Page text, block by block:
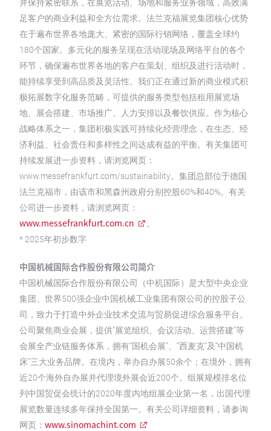
并保持紧密联系，在展览活动、场地和服务业务领域，高效满
足客户的商业利益和全方位需求。法兰克福展览集团核心优势
在于遍布世界各地庞大、紧密的国际行销网络，覆盖全球约
180个国家。多元化的服务呈现在活动现场及网络平台的各个
环节，确保遍布世界各地的客户在策划、组织及进行活动时，
能持续享受到高品质及灵活性。我们正在通过新的商业模式积
极拓展数字化服务范畴，可提供的服务类型包括租用展览场
地、展会搭建、市场推广、人力安排以及餐饮供应。作为核心
战略体系之一，集团积极实践可持续化经营理念，在生态、经
济利益、社会责任和多样性之间达成有益的平衡。有关集团可
持续发展进一步资料，请浏览网页：
www.messefrankfurt.com/sustainability。集团总部位于德国
法兰克福市，由该市和黑森州政府分别控股60%和40%。有关
公司进一步资料，请浏览网页：
www.messefrankfurt.com.cn
。
* 2025年初步数字
中国机械国际合作股份有限公司简介
中国机械国际合作股份有限公司（中机国际）是大型中央企业
集团、世界500强企业中国机械工业集团有限公司的控股子公
司，致力于打造中外企业技术交流与贸易促进综合服务平台。
公司聚焦商业会展，提供“展览组织、会议活动、运营搭建”等
会展全产业链服务体系，拥有“国机会展”、“西麦克”及“中国机
床”三大业务品牌。在境内，举办自办展50余个；在境外，拥有
近20个海外自办展并代理境外展会近200个。组展规模排名位
列中国贸促会统计的2020年度内地组展企业第一名，出国代理
展览数量连续多年保持全国第一。有关公司详细资料，请参询
网页： www.sinomachint.com